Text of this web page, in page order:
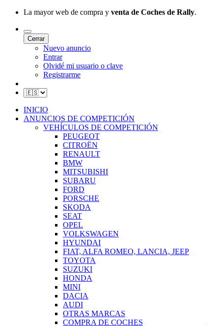
La mayor web de compra y venta de Coches de Rally.
Cerrar
Nuevo anuncio
Entrar
Olvidé mi usuario o clave
Registrarme
INICIO
ANUNCIOS DE COMPETICIÓN
VEHÍCULOS DE COMPETICIÓN
PEUGEOT
CITROËN
RENAULT
BMW
MITSUBISHI
SUBARU
FORD
PORSCHE
SKODA
SEAT
OPEL
VOLKSWAGEN
HYUNDAI
FIAT, ALFA ROMEO, LANCIA, JEEP
TOYOTA
SUZUKI
HONDA
MINI
DACIA
AUDI
OTRAS MARCAS
COMPRA DE COCHES